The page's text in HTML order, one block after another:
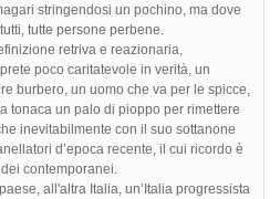
stringendosi un pochino, ma dove
tutte persone perbene.
retriva e reazionaria,
poco caritatevole in verità, un
burbero, un uomo che va per le spicce,
tonaca un palo di pioppo per rimettere
inevitabilmente con il suo sottanone
d’epoca recente, il cui ricordo è
contemporanei.
all'altra Italia, un’Italia progressista